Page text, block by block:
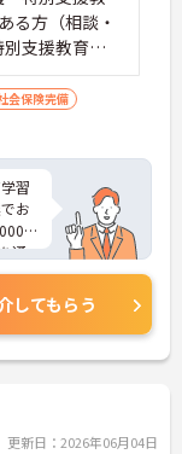
る方（相談・
支援教育な
研修受講者
会保険完備
習
お
通
ス
も
ト
さ
してもらう
更新日：2026年06月04日